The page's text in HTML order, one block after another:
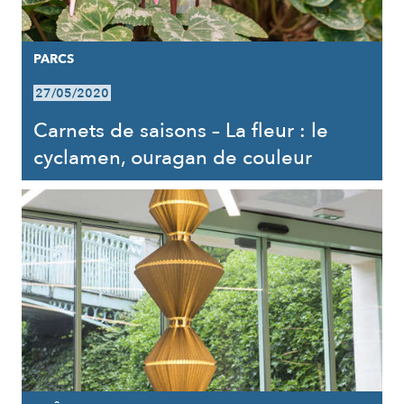
PARCS
27/05/2020
Carnets de saisons – La fleur : le
cyclamen, ouragan de couleur